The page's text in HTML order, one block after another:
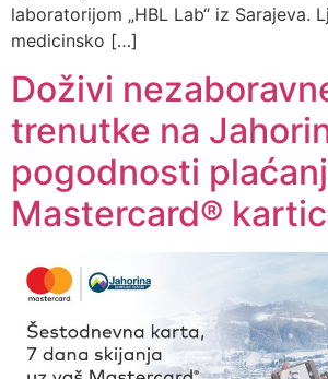
laboratorijom „HBL Lab“ iz Sarajeva.
medicinsko […]
Doživi
trenutke na
pogodnosti
Mastercard®